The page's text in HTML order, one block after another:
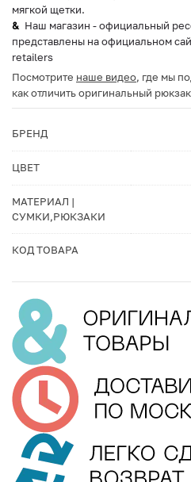
мягкой щетки.
Наш магазин - официальный
представлены на официальном
retailers
Посмотрите наше видео, где мы
как отличить оригинальный
БРЕНД
ЦВЕТ
МАТЕРИАЛ |
СУМКИ,РЮКЗАКИ
КОД ТОВАРА